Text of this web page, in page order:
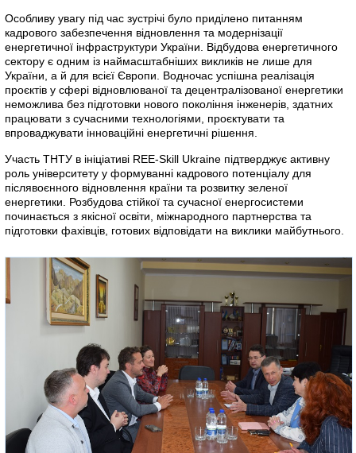
Особливу увагу під час зустрічі було приділено питанням
кадрового забезпечення відновлення та модернізації
енергетичної інфраструктури України. Відбудова енергетичного
сектору є одним із наймасштабніших викликів не лише для
України, а й для всієї Європи. Водночас успішна реалізація
проєктів у сфері відновлюваної та децентралізованої енергетики
неможлива без підготовки нового покоління інженерів, здатних
працювати з сучасними технологіями, проєктувати та
впроваджувати інноваційні енергетичні рішення.
Участь ТНТУ в ініціативі REE-Skill Ukraine підтверджує активну
роль університету у формуванні кадрового потенціалу для
післявоєнного відновлення країни та розвитку зеленої
енергетики. Розбудова стійкої та сучасної енергосистеми
починається з якісної освіти, міжнародного партнерства та
підготовки фахівців, готових відповідати на виклики майбутнього.